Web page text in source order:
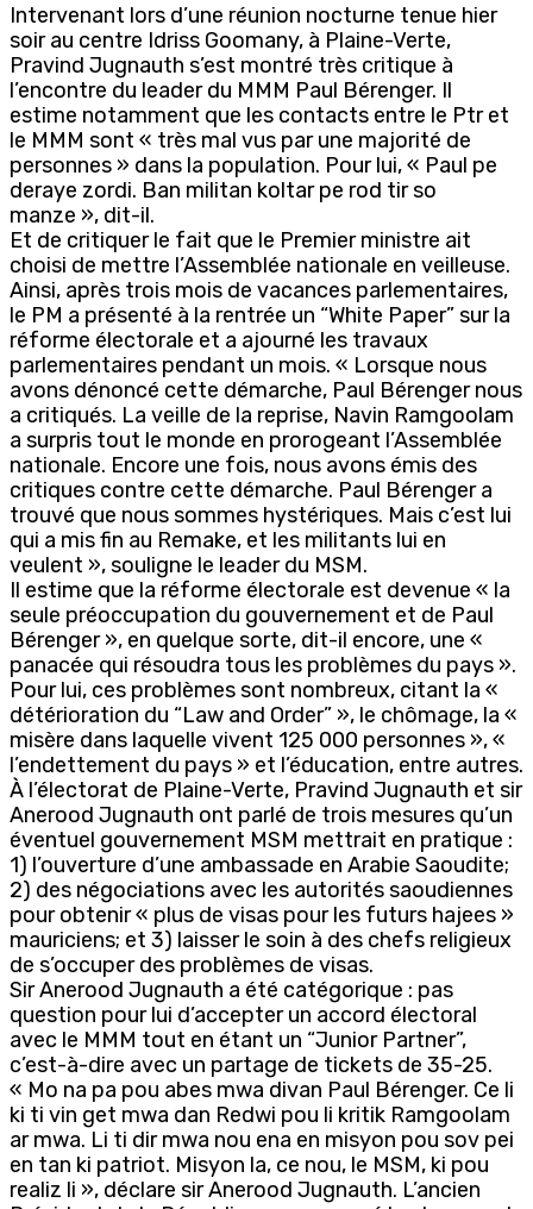
Intervenant lors d’une réunion nocturne tenue hier
soir au centre Idriss Goomany, à Plaine-Verte,
Pravind Jugnauth s’est montré très critique à
l’encontre du leader du MMM Paul Bérenger. Il
estime notamment que les contacts entre le Ptr et
le MMM sont « très mal vus par une majorité de
personnes » dans la population. Pour lui, « Paul pe
deraye zordi. Ban militan koltar pe rod tir so
manze », dit-il.
Et de critiquer le fait que le Premier ministre ait
choisi de mettre l’Assemblée nationale en veilleuse.
Ainsi, après trois mois de vacances parlementaires,
le PM a présenté à la rentrée un “White Paper” sur la
réforme électorale et a ajourné les travaux
parlementaires pendant un mois. « Lorsque nous
avons dénoncé cette démarche, Paul Bérenger nous
a critiqués. La veille de la reprise, Navin Ramgoolam
a surpris tout le monde en prorogeant l’Assemblée
nationale. Encore une fois, nous avons émis des
critiques contre cette démarche. Paul Bérenger a
trouvé que nous sommes hystériques. Mais c’est lui
qui a mis fin au Remake, et les militants lui en
veulent », souligne le leader du MSM.
Il estime que la réforme électorale est devenue « la
seule préoccupation du gouvernement et de Paul
Bérenger », en quelque sorte, dit-il encore, une «
panacée qui résoudra tous les problèmes du pays ».
Pour lui, ces problèmes sont nombreux, citant la «
détérioration du “Law and Order” », le chômage, la «
misère dans laquelle vivent 125 000 personnes », «
l’endettement du pays » et l’éducation, entre autres.
À l’électorat de Plaine-Verte, Pravind Jugnauth et sir
Anerood Jugnauth ont parlé de trois mesures qu’un
éventuel gouvernement MSM mettrait en pratique :
1) l’ouverture d’une ambassade en Arabie Saoudite;
2) des négociations avec les autorités saoudiennes
pour obtenir « plus de visas pour les futurs hajees »
mauriciens; et 3) laisser le soin à des chefs religieux
de s’occuper des problèmes de visas.
Sir Anerood Jugnauth a été catégorique : pas
question pour lui d’accepter un accord électoral
avec le MMM tout en étant un “Junior Partner”,
c’est-à-dire avec un partage de tickets de 35-25.
« Mo na pa pou abes mwa divan Paul Bérenger. Ce li
ki ti vin get mwa dan Redwi pou li kritik Ramgoolam
ar mwa. Li ti dir mwa nou ena en misyon pou sov pei
en tan ki patriot. Misyon la, ce nou, le MSM, ki pou
realiz li », déclare sir Anerood Jugnauth. L’ancien